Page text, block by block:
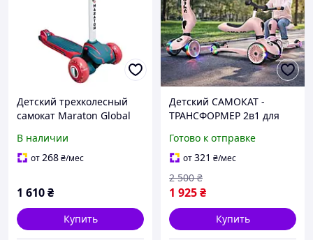
Детский трехколесный
самокат Maraton Global
конструкцией
полиуретановыми PU
самокат
В наличии
от268₴/мес
1 610₴
Купить
Детский САМОКАТ -
ТРАНСФОРМЕР 2в1 для
сиденьем и световыми
колесами Легкая сборка
Розовый
Готово к отправке
от321 ₴/мес
1 925₴
2 500 ₴
Купить